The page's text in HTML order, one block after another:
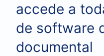
accede a
de software
documental